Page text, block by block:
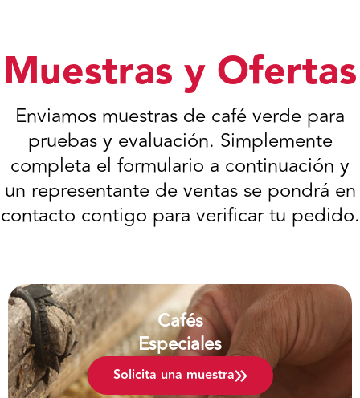
Muestras y Ofertas
Enviamos muestras de café verde para
pruebas y evaluación. Simplemente
completa el formulario a continuación y
un representante de ventas se pondrá en
contacto contigo para verificar tu pedido.
Cafés
Especiales
Solicita una muestra